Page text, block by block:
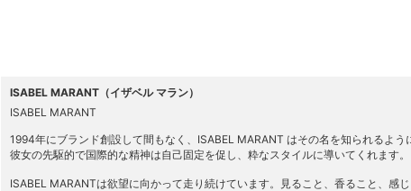
ISABEL MARANT（イザベル マラン）
ISABEL MARANT
1994年にブランド創設して間もなく、ISABEL MARANT はその名を知られるよう
彼女の先駆的で国際的な精神は自己固定を促し、粋なスタイルに導いてくれます。
ISABEL MARANTは欲望に向かって走り続けています。見ること、香ること、感